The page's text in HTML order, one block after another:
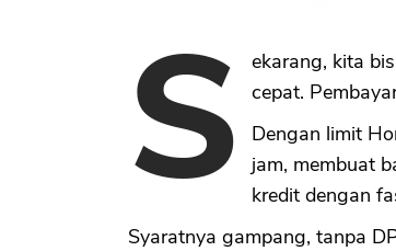
S
ekarang, kita
cepat.
Dengan limit
jam, membuat
kredit dengan
Syaratnya gampang, tanpa